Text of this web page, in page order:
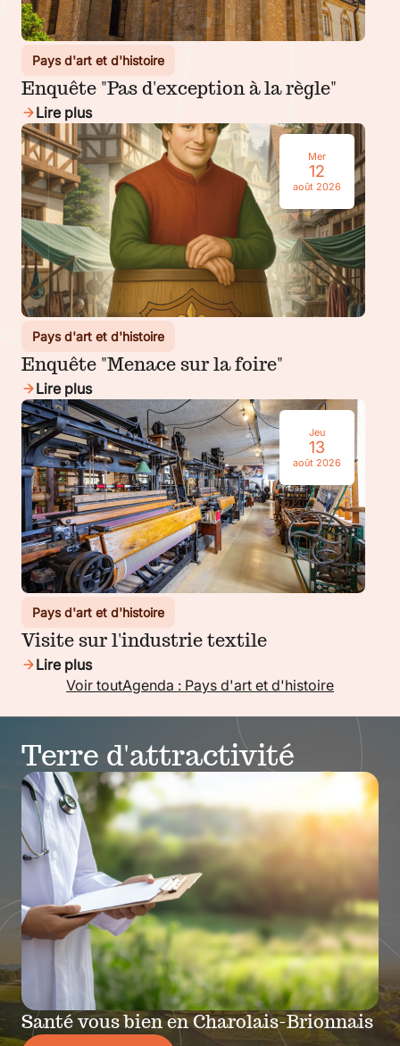
Pays d'art et d'histoire
Enquête "Pas d'exception à la règle"
Lire plus
Mer
12
août 2026
Pays d'art et d'histoire
Enquête "Menace sur la foire"
Lire plus
Jeu
13
août 2026
Pays d'art et d'histoire
Visite sur l'industrie textile
Lire plus
Voir toutAgenda : Pays d'art et d'histoire
Terre d'attractivité
Santé vous bien en Charolais-Brionnais